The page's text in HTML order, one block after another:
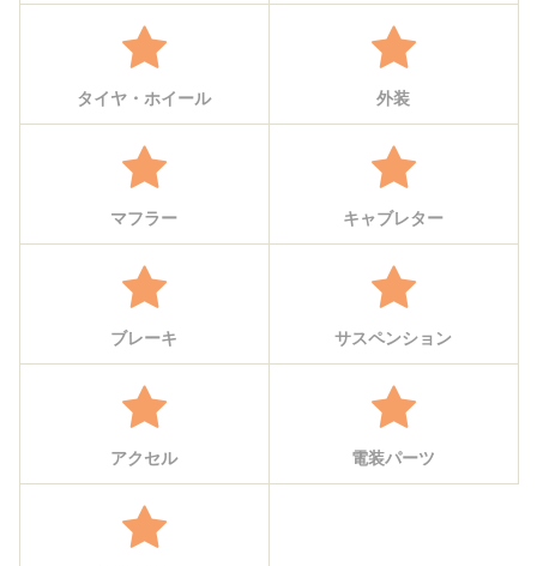
タイヤ・ホイール 外装
マフラー キャブレター
ブレーキ サスペンション
アクセル 電装パーツ